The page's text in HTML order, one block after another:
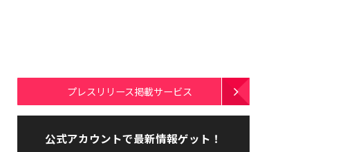
プレスリリース掲載サービス
公式アカウントで最新情報ゲット！